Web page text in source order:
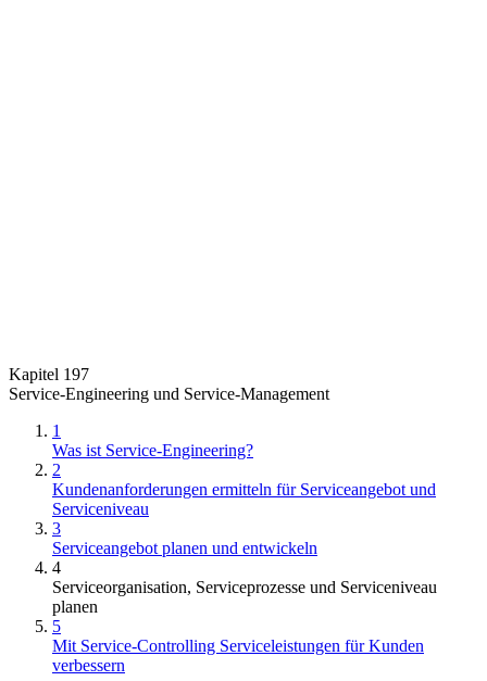
Kapitel 197
Service-Engineering und Service-Management
1
Was ist Service-Engineering?
2
Kundenanforderungen ermitteln für Serviceangebot und
Serviceniveau
3
Serviceangebot planen und entwickeln
4
Serviceorganisation, Serviceprozesse und Serviceniveau
planen
5
Mit Service-Controlling Serviceleistungen für Kunden
verbessern